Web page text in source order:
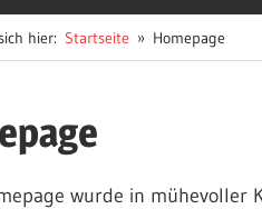
hier: Startseite Homepage
wurde in